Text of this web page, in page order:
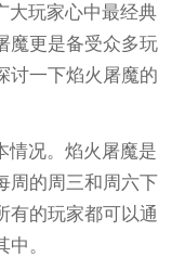
大玩家心中最经典
魔更是备受众多玩
讨一下焰火屠魔的
情况。焰火屠魔是
周的周三和周六下
有的玩家都可以通
。